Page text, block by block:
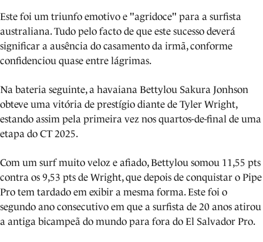
Este foi um triunfo emotivo e "agridoce" para a surfista
australiana. Tudo pelo facto de que este sucesso deverá
significar a ausência do casamento da irmã, conforme
confidenciou quase entre lágrimas.
Na bateria seguinte, a havaiana Bettylou Sakura Jonhson
obteve uma vitória de prestígio diante de Tyler Wright,
estando assim pela primeira vez nos quartos-de-final de uma
etapa do CT 2025.
Com um surf muito veloz e afiado, Bettylou somou 11,55 pts
contra os 9,53 pts de Wright, que depois de conquistar o Pipe
Pro tem tardado em exibir a mesma forma. Este foi o
segundo ano consecutivo em que a surfista de 20 anos atirou
a antiga bicampeã do mundo para fora do El Salvador Pro.